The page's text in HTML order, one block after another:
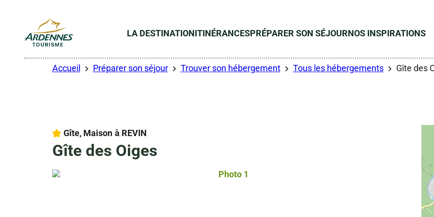
LA DESTINATIONITINÉRANCESPRÉPARER SON SÉJOURNOS INSPIRATIONS
Accueil Préparer son séjour Trouver son hébergement Tous les hébergements Gîte des
1 étoile
Gîte, Maison à REVIN
Gîte des Oiges
Photo 1, © Droits libres
Droits libres
Droits libres
Droits libres
Droits libres